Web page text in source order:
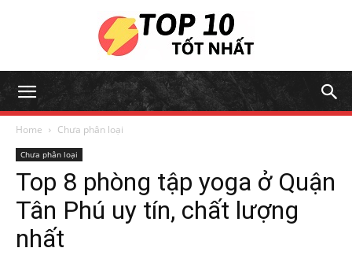
Home Chưa phân loại
Chưa phân loại
Top 8 phòng tập yoga ở Quận
Tân Phú uy tín, chất lượng
nhất